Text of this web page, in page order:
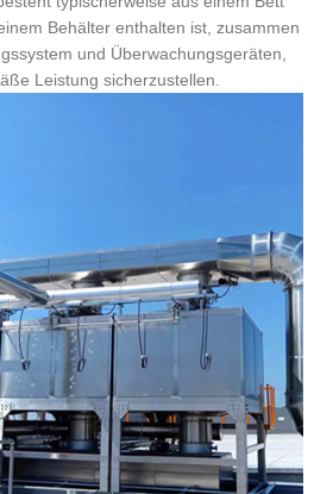
Behälter enthalten ist, zusammen
und Überwachungsgeräten,
Leistung sicherzustellen.